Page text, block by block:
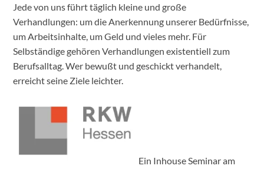
Jede von uns führt täglich kleine und große
Verhandlungen: um die Anerkennung unserer Bedürfnisse,
um Arbeitsinhalte, um Geld und vieles mehr. Für
Selbständige gehören Verhandlungen existentiell zum
Berufsalltag. Wer bewußt und geschickt verhandelt,
erreicht seine Ziele leichter.
Ein Inhouse Seminar am